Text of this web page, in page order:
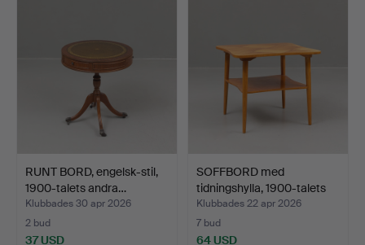
RUNT BORD, engelsk-stil,
1900-talets andra…
Klubbades 30 apr 2026
2 bud
37 USD
SOFFBORD med
tidningshylla, 1900-talets
mi…
Klubbades 22 apr 2026
7 bud
64 USD